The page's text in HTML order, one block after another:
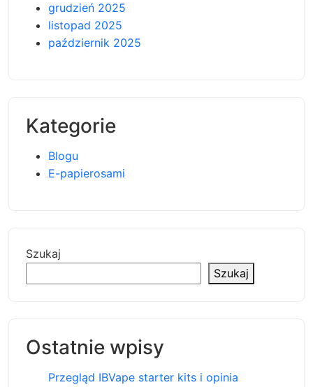
grudzień 2025
listopad 2025
październik 2025
Kategorie
Blogu
E-papierosami
Szukaj
Szukaj
Ostatnie wpisy
Przegląd IBVape starter kits i opinia